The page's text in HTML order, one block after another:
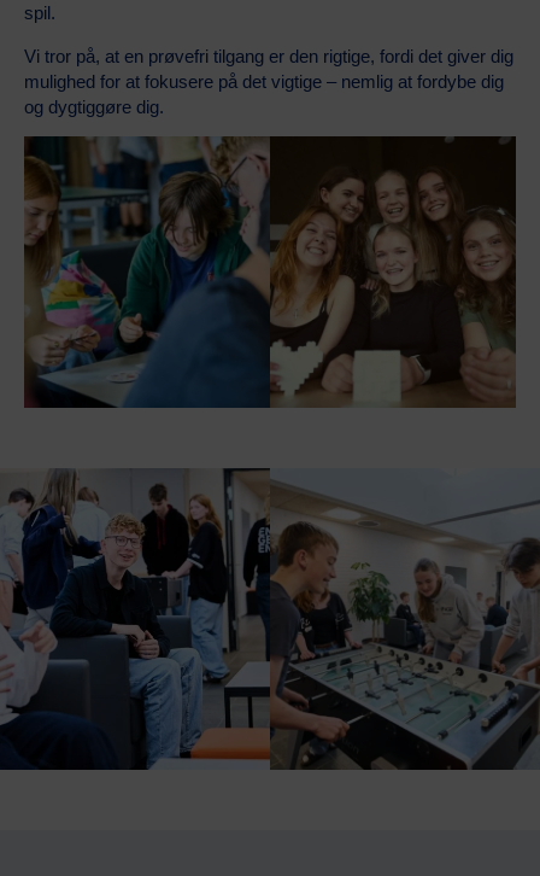
spil.
Vi tror på, at en prøvefri tilgang er den rigtige, fordi det giver dig
mulighed for at fokusere på det vigtige – nemlig at fordybe dig
og dygtiggøre dig.